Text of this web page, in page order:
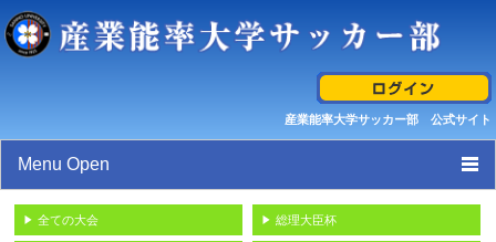
産業能率大学サッカー部 公式サイト
Menu Open
トップページ
全ての大会 総理大臣杯